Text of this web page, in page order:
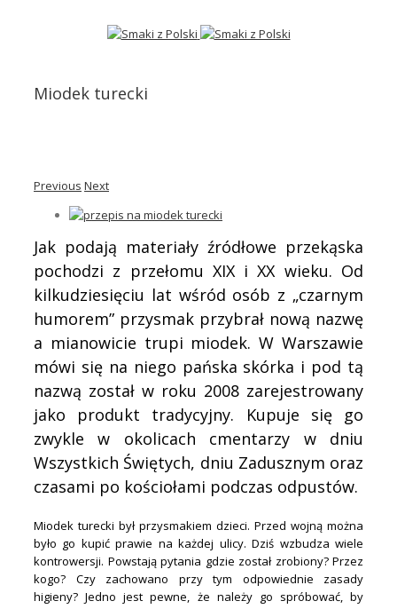
Miodek turecki
Previous Next
Jak podają materiały źródłowe przekąska
pochodzi z przełomu XIX i XX wieku. Od
kilkudziesięciu lat wśród osób z „czarnym
humorem” przysmak przybrał nową nazwę
a mianowicie trupi miodek. W Warszawie
mówi się na niego pańska skórka i pod tą
nazwą został w roku 2008 zarejestrowany
jako produkt tradycyjny. Kupuje się go
zwykle w okolicach cmentarzy w dniu
Wszystkich Świętych, dniu Zadusznym oraz
czasami po kościołami podczas odpustów.
Miodek turecki był przysmakiem dzieci. Przed wojną można
było go kupić prawie na każdej ulicy. Dziś wzbudza wiele
kontrowersji. Powstają pytania gdzie został zrobiony? Przez
kogo? Czy zachowano przy tym odpowiednie zasady
higieny? Jedno jest pewne, że należy go spróbować, by